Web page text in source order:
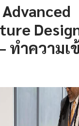
ทำความเ